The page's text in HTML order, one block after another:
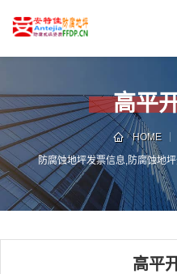
页
中
心
技
术
支
持
服
务
案
闻
高平
HOME
防腐蚀地坪发票信息,防腐蚀地
高平